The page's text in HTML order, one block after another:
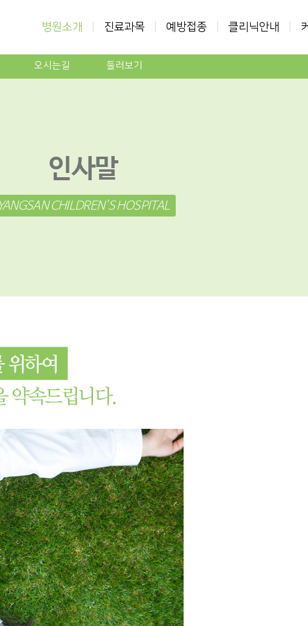
병원소개 진료과목 예방접종 클리닉안내
오시는길 둘러보기
인사말
YANGSAN CHILDREN'S HOSPITAL